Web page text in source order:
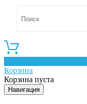
Корзина
Корзина пуста
Навигация